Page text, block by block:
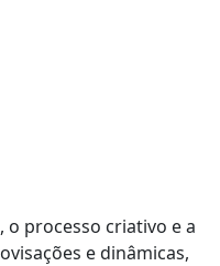
o processo criativo e a
e dinâmicas,